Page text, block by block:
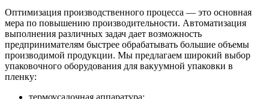
Оптимизация производственного процесса — это основная
мера по повышению производительности. Автоматизация
выполнения различных задач дает возможность
предпринимателям быстрее обрабатывать большие объемы
производимой продукции. Мы предлагаем широкий выбор
упаковочного оборудования для вакуумной упаковки в
пленку:
термоусадочная аппаратура;